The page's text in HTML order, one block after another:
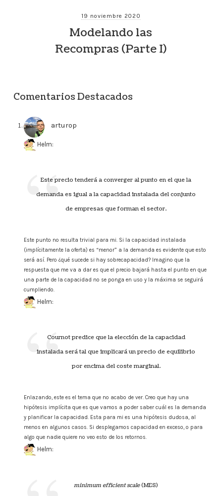
19 noviembre 2020
Modelando las
Recompras (Parte I)
Comentarios Destacados
arturop
Helm:
Este precio tenderá a converger al punto en el que la
demanda es igual a la capacidad instalada del conjunto
de empresas que forman el sector.
Este punto no resulta trivial para mi. Si la capacidad instalada
(implícitamente la oferta) es “menor” a la demanda es evidente que esto
será así. Pero ¿qué sucede si hay sobrecapacidad? Imagino que la
respuesta que me va a dar es que el precio bajará hasta el punto en que
una parte de la capacidad no se ponga en uso y la máxima se seguirá
cumpliendo.
Helm:
Cournot predice que la elección de la capacidad
instalada será tal que implicará un precio de equilibrio
por encima del coste marginal.
Enlazando, este es el tema que no acabo de ver. Creo que hay una
hipótesis implícita que es que vamos a poder saber cuál es la demanda
y planificar la capacidad. Esta para mi es una hipótesis dudosa, al
menos en algunos casos. Si desplegamos capacidad en exceso, o para
algo que nadie quiere no veo esto de los retornos.
Helm:
minimum efficient scale(MES)